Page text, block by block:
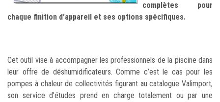
complètes pour
chaque finition d’appareil et ses options spécifiques.
Cet outil vise à accompagner les professionnels de la piscine dans
leur offre de déshumidificateurs. Comme c’est le cas pour les
pompes à chaleur de collectivités figurant au catalogue Valimport,
son service d’études prend en charge totalement ou par une